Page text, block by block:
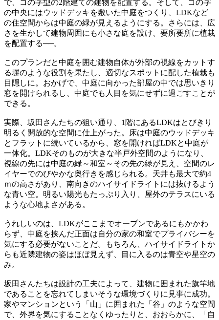
で、コの字型の2階建ての建物を配置する。そして、コの字
の中央にはウッドデッキを敷いた中庭をつくり、LDKなど
の住空間からは中庭の緑が見えるようにする。さらには、広
さを生かして建物周囲にも小さな庭を設け、要所要所に植栽
を配置する──。
このプランだと中庭を囲む建物自体が外部の視線をカットす
る塀のような役割を果たし、適切なスポットに配した植栽も
目隠しに。おかげで、中庭に向かった部屋の中では思いきり
窓を開けられるし、中庭でも人目を気にせずに過ごすことが
できる。
実際、坂田さんたちの狙い通り、1階にあるLDKはとびきり
明るく開放的な空間に仕上がった。床は中庭のウッドデッキ
とフラットに続いているから、窓を開ければLDKと中庭が
一体化。LDKそのものが大きな半戸外空間のようになり、
視線の先には中庭の緑～和室～その先の緑が見え、空間のレ
イヤーでのびやかな奥行きを感じられる。天井も最大で約4
ｍの高さがあり、南向きのハイサイドライトには抜けるよう
な青い空。明るい陽光もたっぷり入り、屋外のテラスにいる
ような心地よさがある。
うれしいのは、LDKがここまでオープンであるにもかかわ
らず、中庭を挟んだ正面は自分の家の和室でプライバシーを
気にする必要がないことだ。もちろん、ハイサイドライトか
らも近隣建物の姿はほぼ見えず、目に入るのは青空や星空の
み。
坂田さんたちは設計の工夫によって、建物に囲まれた旗竿地
であることを忘れてしまいそうな環境づくりに見事に成功。
家やマンションという「山」に囲まれた「谷」のような空間
で、外界を気にすることなくゆったりと、おおらかに、「自